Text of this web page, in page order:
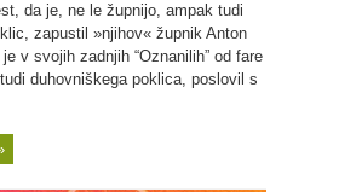
da je, ne le župnijo, ampak tudi
zapustil »njihov« župnik Anton
v svojih zadnjih “Oznanilih” od fare
duhovniškega poklica, poslovil s